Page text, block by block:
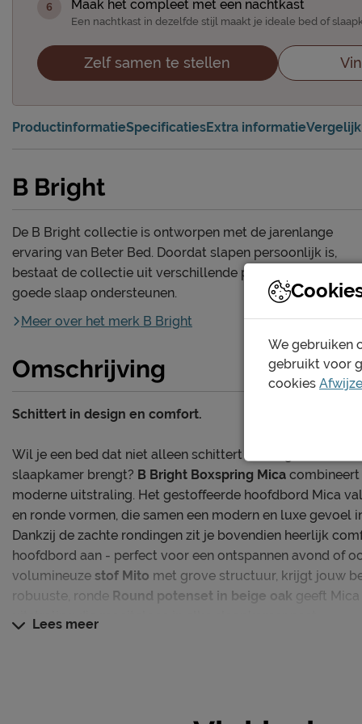
Maak het compleet met een nachtkast
Een nachtkast in dezelfde stijl maakt je ideale bed of
Zelf samen te stellen
ProductinformatieSpecificatiesExtra informatie
B Bright
De B Bright collectie is ontworpen met de jarenlange
ervaring van Beter Bed. Doordat slapen persoonlijk is,
bestaat de collectie uit verschillende producten die een
goede slaap ondersteunen.
Meer over het merk B Bright
Omschrijving
Schittert in design en comfort.
Wil je een bed dat niet alleen schittert in design, maar
slaapkamer brengt? B Bright Boxspring Mica
moderne uitstraling. Het gestoffeerde hoofdbord Mica
en ronde vormen, die samen een modern en luxe gevoel
Dankzij de zachte rondingen zit je bovendien heerlijk
hoofdbord aan - perfect voor een ontspannen avond of
volumineuze stof Mito met grove structuur, krijgt jouw
robuuste, ronde Round potenset in beige oak geeft
uitstraling die moeiteloos in elke slaapkamer past.
Lees meer
We gebruiken
gebruikt voor
cookies